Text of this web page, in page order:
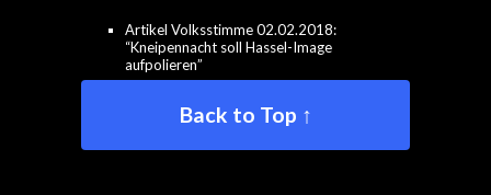
Artikel Volksstimme 02.02.2018:
“Kneipennacht soll Hassel-Image
aufpolieren”
Back to Top ↑